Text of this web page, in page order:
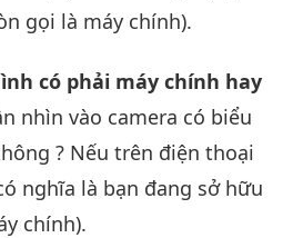
gọi là máy chính).
có phải máy chính hay
nhìn vào camera có biểu
? Nếu trên điện thoại
nghĩa là bạn đang sở hữu
chính).